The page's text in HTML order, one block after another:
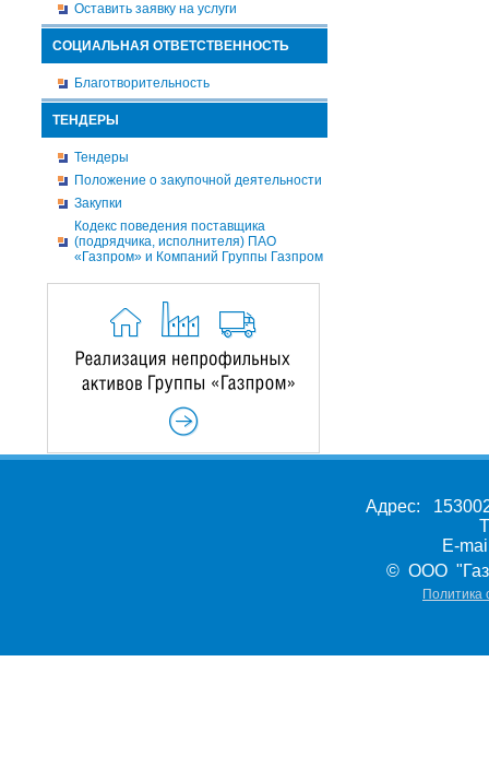
Оставить заявку на услуги
СОЦИАЛЬНАЯ ОТВЕТСТВЕННОСТЬ
Благотворительность
ТЕНДЕРЫ
Тендеры
Положение о закупочной деятельности
Закупки
Кодекс поведения поставщика
(подрядчика, исполнителя) ПАО
«Газпром» и Компаний Группы Газпром
Адрес:
E-
© ООО
Политика